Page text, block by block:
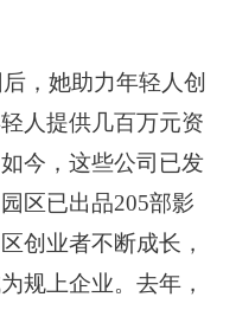
，她助力年轻人创
人提供几百万元资
今，这些公司已发
区已出品205部影
创业者不断成长，
规上企业。去年，